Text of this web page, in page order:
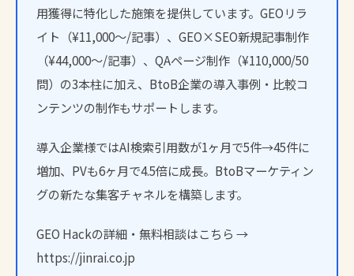
用獲得に特化した施策を提供しています。GEOリラ
イト（¥11,000〜/記事）、GEO×SEO新規記事制作
（¥44,000〜/記事）、QAページ制作（¥110,000/50
問）の3本柱に加え、BtoB企業の導入事例・比較コ
ンテンツの制作もサポートします。
導入企業様ではAI検索引用数が1ヶ月で5件→45件に
増加、PVも6ヶ月で4.5倍に成長。BtoBマーケティン
グの新たな集客チャネルを構築します。
GEO Hackの詳細・無料相談はこちら →
https://jinrai.co.jp